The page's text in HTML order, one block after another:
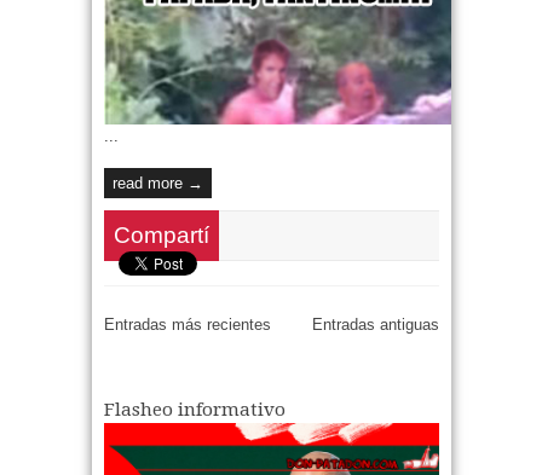
...
read more →
Compartí
Entradas más recientes Entradas antiguas
Flasheo informativo